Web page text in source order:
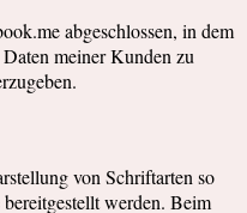
abgeschlossen, in dem
meiner Kunden zu
von Schriftarten so
werden. Beim